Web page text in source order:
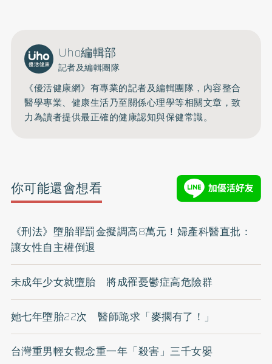
Uho編輯部
記者及編輯團隊
《優活健康網》有專業的記者及編輯團隊，內容整合
醫學專業、健康生活乃至關係心理學等相關文章，致
力為讀者提供最正確的健康認知與保健常識。
你可能還會想看
《刑法》墮胎罪罰金擬調高8萬元！婦產科醫直批：
讓女性自主權倒退
未成年少女就墮胎 將成罹憂鬱症高危險群
她七年墮胎22次 醫師跪求「麥擱有了！」
台灣重男輕女觀念重一年「殺害」三千女嬰